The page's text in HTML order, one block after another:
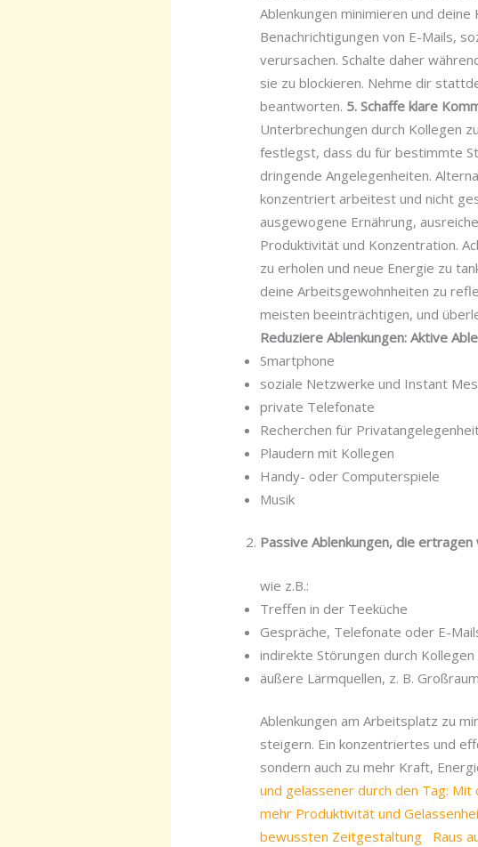
Ablenkungen minimieren und
Benachrichtigungen von E-Mails,
verursachen. Schalte daher
sie zu blockieren. Nehme dir
beantworten. 5. Schaffe klare
Unterbrechungen durch Kollegen
festlegst, dass du für bestimmte
dringende Angelegenheiten.
konzentriert arbeitest und nicht
ausgewogene Ernährung,
Produktivität und Konzentration.
zu erholen und neue Energie zu
deine Arbeitsgewohnheiten zu
meisten beeinträchtigen, und
Reduziere Ablenkungen: Aktive
Smartphone
soziale Netzwerke und Instant
private Telefonate
Recherchen für
Plaudern mit Kollegen
Handy- oder Computerspiele
Musik
Passive Ablenkungen, die
wie z.B.:
Treffen in der Teeküche
Gespräche, Telefonate oder E-
indirekte Störungen durch
äußere Lärmquellen, z. B.
Ablenkungen am Arbeitsplatz zu
steigern. Ein konzentriertes und
sondern auch zu mehr Kraft,
und gelassener durch den Tag: Mit
mehr Produktivität und
bewussten Zeitgestaltung
Raus